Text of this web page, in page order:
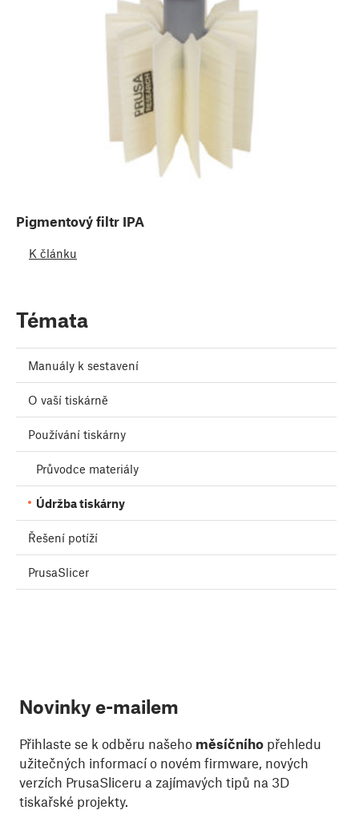
Pigmentový filtr IPA
K článku
Témata
Manuály k sestavení
O vaší tiskárně
Používání tiskárny
Průvodce materiály
Údržba tiskárny
Řešení potíží
PrusaSlicer
Novinky e-mailem
Přihlaste se k odběru našeho měsíčního přehledu
užitečných informací o novém firmware, nových
verzích PrusaSliceru a zajímavých tipů na 3D
tiskařské projekty.